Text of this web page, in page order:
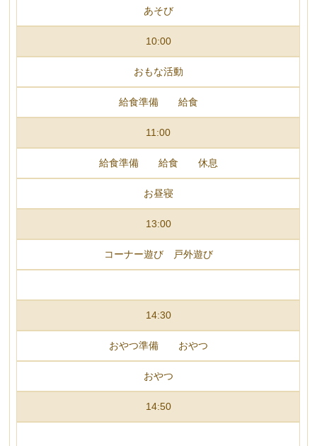
あそび
10:00
おもな活動
給食準備 給食
11:00
給食準備 給食 休息
お昼寝
13:00
コーナー遊び 戸外遊び
14:30
おやつ準備 おやつ
おやつ
14:50